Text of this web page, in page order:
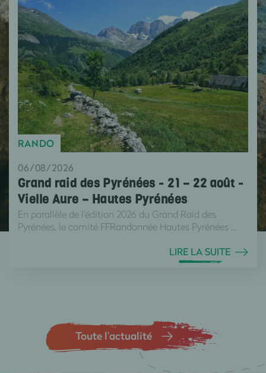
RANDO
06/08/2026
Grand raid des Pyrénées - 21 – 22 août -
Vielle Aure – Hautes Pyrénées
En parallèle de l'édition 2026 du Grand Raid des
Pyrénées, le comité FFRandonnée Hautes Pyrénées ...
LIRE LA SUITE
Toute l’actualité